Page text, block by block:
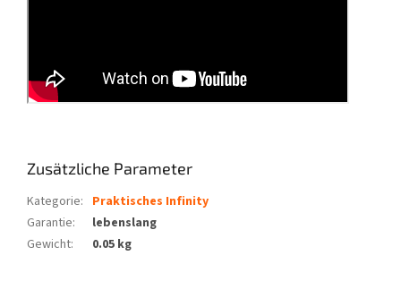
Zusätzliche Parameter
Kategorie: Praktisches Infinity
Garantie:
lebenslang
Gewicht: 0.05 kg